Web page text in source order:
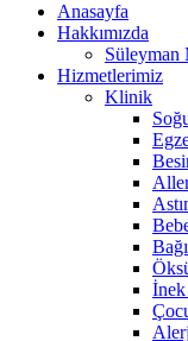
Anasayfa
Hakkımızda
Süleyman
Hizmetlerimiz
Klinik